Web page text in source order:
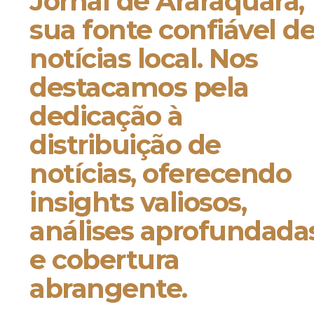
sua fonte confiável
notícias local. Nos
destacamos pela
dedicação à
distribuição de
notícias, oferecendo
insights valiosos,
análises
e cobertura
abrangente.